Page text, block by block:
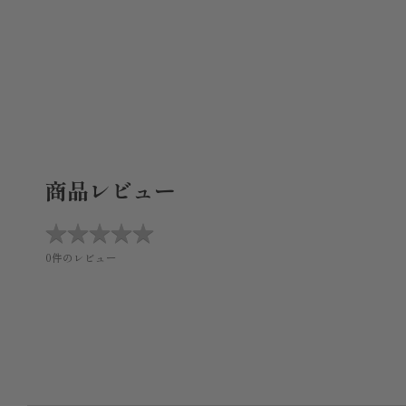
商品レビュー
★★★★★
★★★★★
0件のレビュー